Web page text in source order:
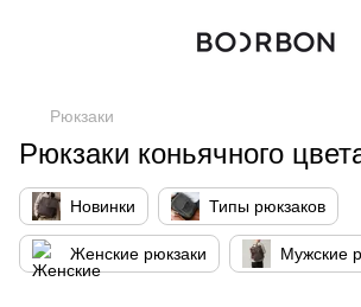
Рюкзаки
Рюкзаки коньячного
Новинки Типы рюкзаков
Женские рюкзаки Мужские